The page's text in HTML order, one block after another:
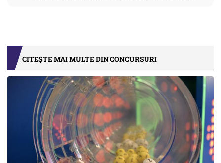
CITEȘTE MAI MULTE DIN CONCURSURI